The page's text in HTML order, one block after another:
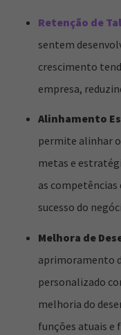
Retenção de
sentem
crescimento
empresa,
Alinhamento
permite alinhar
metas e
as
sucesso do
Melhora de
aprimoramento
personalizado
melhoria do
funções atuais e